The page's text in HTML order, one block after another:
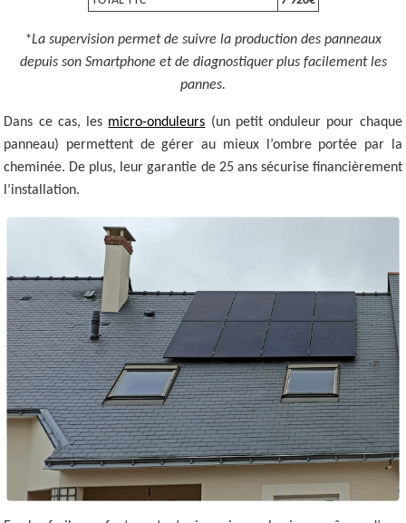
*La supervision permet de suivre la production des panneaux
depuis son Smartphone et de diagnostiquer plus facilement les
pannes.
Dans ce cas, les micro-onduleurs (un petit onduleur pour chaque
panneau) permettent de gérer au mieux l’ombre portée par la
cheminée. De plus, leur garantie de 25 ans sécurise financièrement
l’installation.